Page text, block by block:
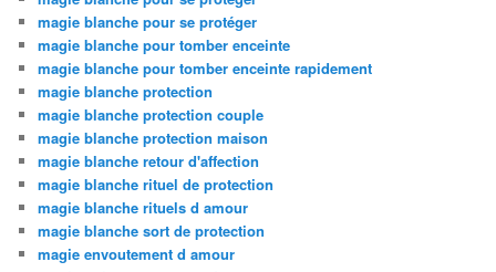
magie blanche pour se protéger
magie blanche pour tomber enceinte
magie blanche pour tomber enceinte rapidement
magie blanche protection
magie blanche protection couple
magie blanche protection maison
magie blanche retour d'affection
magie blanche rituel de protection
magie blanche rituels d amour
magie blanche sort de protection
magie envoutement d amour